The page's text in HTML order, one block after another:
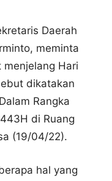
Daerah
meminta
Hari
dikatakan
Rangka
di Ruang
(19/04/22).
hal yang